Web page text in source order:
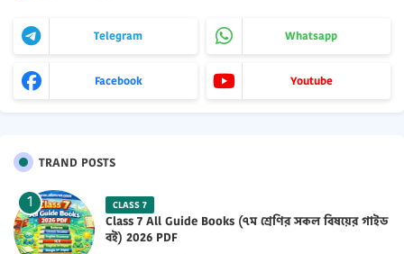
Telegram Whatsapp
Facebook Youtube
TRAND POSTS
CLASS 7
Class 7 All Guide Books (৭ম শ্রেণির সকল বিষয়ের গাইড
বই) 2026 PDF